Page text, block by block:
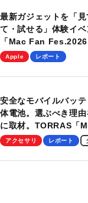
最新ガジェットを「見
て・試せる」体験イベ
「Mac Fan
を、9月26日（土）に
Apple レポート
安全なモバイルバッテ
体電池。選ぶべき理
に取材。TORRAS「
Pro」の実機レビュー
アクセサリ レポート